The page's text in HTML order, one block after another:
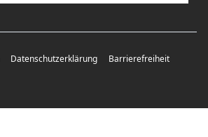
Datenschutzerklärung Barrierefreiheit